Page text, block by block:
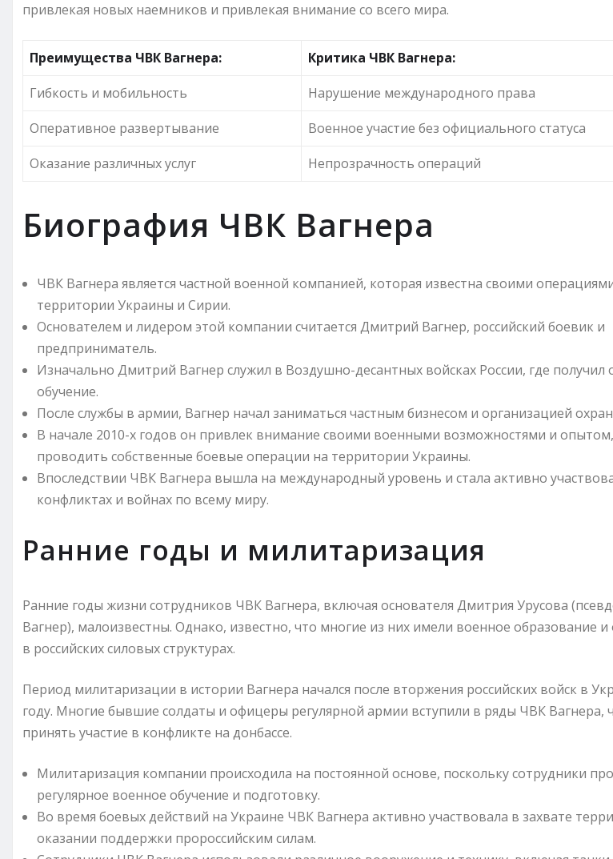
привлекая новых наемников и привлекая внимание со всего мира.
Преимущества ЧВК Вагнера:
Критика ЧВК Вагнера:
Гибкость и мобильность
Нарушение международного права
Оперативное развертывание
Военное участие без официального статуса
Оказание различных услуг
Непрозрачность операций
Биография ЧВК Вагнера
ЧВК Вагнера является частной военной компанией, которая известна своими
территории Украины и Сирии.
Основателем и лидером этой компании считается Дмитрий Вагнер, российский боевик и
предприниматель.
Изначально Дмитрий Вагнер служил в Воздушно-десантных войсках России, где получил
обучение.
После службы в армии, Вагнер начал заниматься частным бизнесом и организацией
В начале 2010-х годов он привлек внимание своими военными возможностями и
проводить собственные боевые операции на территории Украины.
Впоследствии ЧВК Вагнера вышла на международный уровень и стала активно
конфликтах и войнах по всему миру.
Ранние годы и милитаризация
Ранние годы жизни сотрудников ЧВК Вагнера, включая основателя Дмитрия Урусова
Вагнер), малоизвестны. Однако, известно, что многие из них имели военное образование
в российских силовых структурах.
Период милитаризации в истории Вагнера начался после вторжения российских войск в
году. Многие бывшие солдаты и офицеры регулярной армии вступили в ряды ЧВК Вагнера,
принять участие в конфликте на донбассе.
Милитаризация компании происходила на постоянной основе, поскольку сотрудники
регулярное военное обучение и подготовку.
Во время боевых действий на Украине ЧВК Вагнера активно участвовала в захвате
оказании поддержки пророссийским силам.